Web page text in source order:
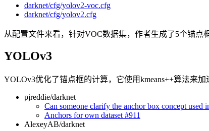
darknet/cfg/yolov2-voc.cfg
darknet/cfg/yolov2.cfg
从配置文件来看，针对VOC数据集，作者生成了5个锚点
YOLOv3
YOLOv3优化了锚点框的计算，它使用kmeans++算法来
pjreddie/darknet
Can someone clarify the anchor box concept used
Anchors for own dataset #911
AlexeyAB/darknet